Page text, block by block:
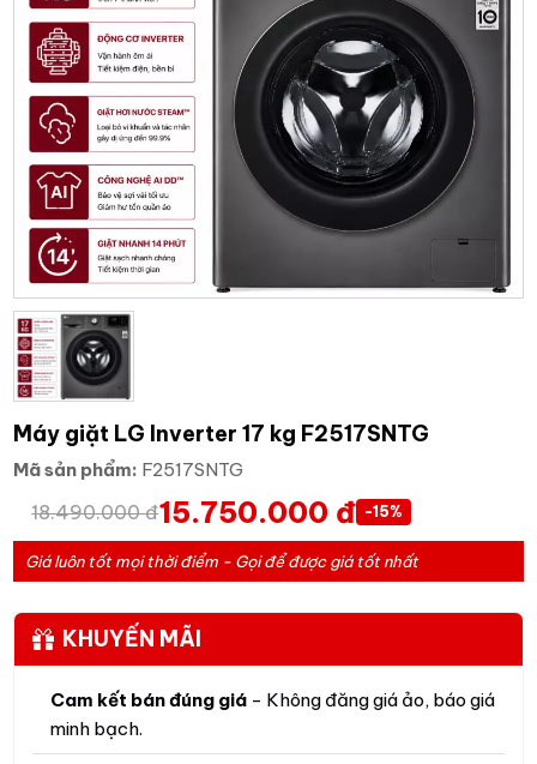
Máy giặt LG Inverter 17 kg F2517SNTG
Mã sản phẩm: F2517SNTG
18.490.000 đ15.750.000 đ -15%
Giá luôn tốt mọi thời điểm - Gọi để được giá tốt nhất
KHUYẾN MÃI
Cam kết bán đúng giá - Không đăng giá ảo, báo giá
minh bạch.